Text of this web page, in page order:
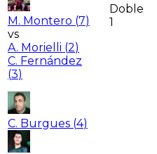
M. Montero (7)
vs
A. Morielli (2)
C. Fernández
(3)
Doble
1
C. Burgues (4)